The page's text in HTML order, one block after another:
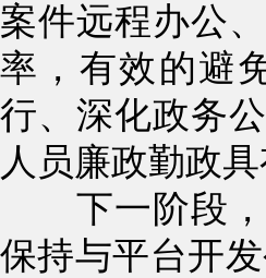
案件远程办公
率，有效的避
行、深化政务
人员廉政勤政具
下一阶段，
保持与平台开